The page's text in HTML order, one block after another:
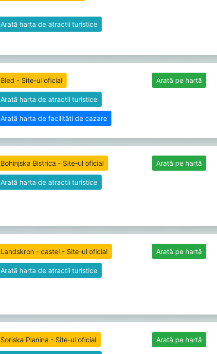
Arată harta de atractii turistice
Bled - Site-ul oficial
Arată harta de atractii turistice
Arată harta de facilităti de cazare
Arată pe hartă
Bohinjska Bistrica - Site-ul oficial
Arată harta de atractii turistice
Arată pe hartă
Landskron - castel - Site-ul oficial
Arată harta de atractii turistice
Arată pe hartă
Soriska Planina - Site-ul oficial Arată pe hartă